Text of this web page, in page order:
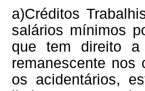
a)Créditos
salários mínimos
que tem direito
remanescente nos
os acidentários,